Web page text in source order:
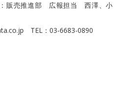
：販売推進部 広報担当 西澤、小
TEL：03-6683-0890